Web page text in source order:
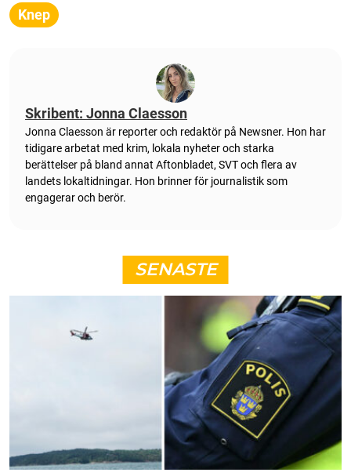
Knep
Skribent: Jonna Claesson
Jonna Claesson är reporter och redaktör på Newsner. Hon har
tidigare arbetat med krim, lokala nyheter och starka
berättelser på bland annat Aftonbladet, SVT och flera av
landets lokaltidningar. Hon brinner för journalistik som
engagerar och berör.
SENASTE